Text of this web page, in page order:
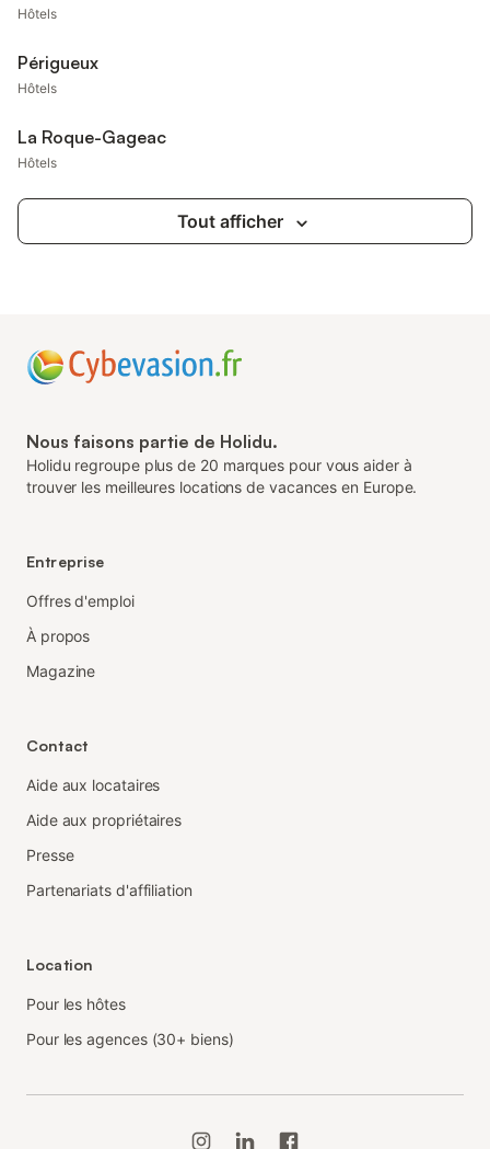
Hôtels
Périgueux
Hôtels
La Roque-Gageac
Hôtels
Tout afficher
Nous faisons partie de Holidu.
Holidu regroupe plus de 20 marques pour vous aider à
trouver les meilleures locations de vacances en Europe.
Entreprise
Offres d'emploi
À propos
Magazine
Contact
Aide aux locataires
Aide aux propriétaires
Presse
Partenariats d'affiliation
Location
Pour les hôtes
Pour les agences (30+ biens)